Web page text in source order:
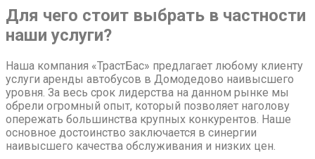
Для чего стоит выбрать в частности
наши услуги?
Наша компания «ТрастБас» предлагает любому клиенту
услуги аренды автобусов в Домодедово наивысшего
уровня. За весь срок лидерства на данном рынке мы
обрели огромный опыт, который позволяет наголову
опережать большинства крупных конкурентов. Наше
основное достоинство заключается в синергии
наивысшего качества обслуживания и низких цен.